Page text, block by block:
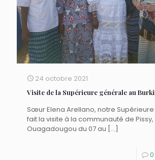
24 octobre 2021
Visite de la Supérieure générale au
Sœur Elena Arellano, notre
fait la visite à la communauté de Pissy,
Ouagadougou du 07 au […]
0